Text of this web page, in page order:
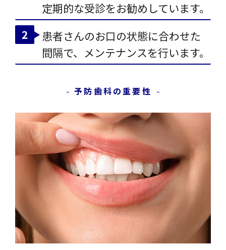
定期的な受診をお勧めしています。
患者さんのお口の状態に合わせた
間隔で、メンテナンスを行います。
予防歯科の重要性